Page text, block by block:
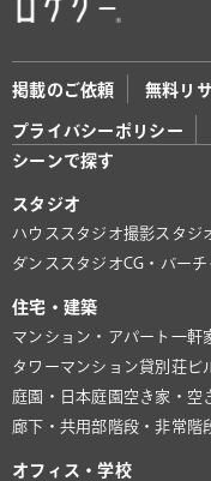
掲載のご依頼 無料リ
プライバシーポリシー
シーンで探す
スタジオ
ハウススタジオ撮影スタジ
ダンススタジオCG・バー
住宅・建築
マンション・アパート 一軒
タワーマンション貸別荘ビ
庭園・日本庭園 空き家・空
廊下・共用部階段・非常階
オフィス・学校